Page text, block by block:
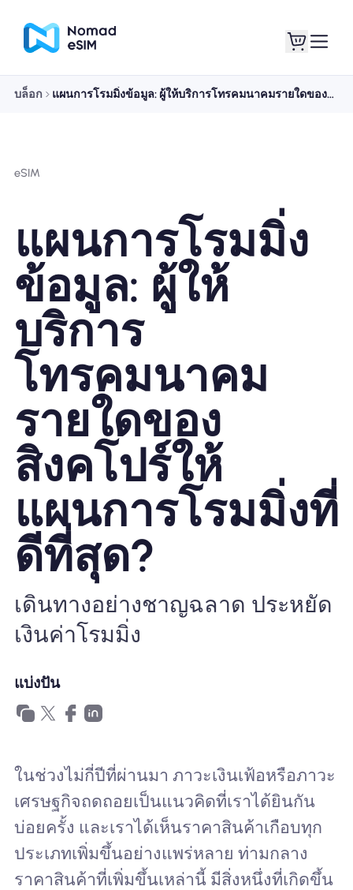
แผนร้านค้า
เกี่ยวกับ eSIM
ทำไมต้อง Nomad eSIM
การใช้ eSIM
สำหรับธุรกิจ
บล็อก แผนการโรมมิ่งข้อมูล: ผู้ให้บริการโทรคมนาคมรายใดของสิงคโปร์ให้แผนการโรมมิ่งที่ดีที่สุด?
eSIM
แผนการโรมมิ่ง
ข้อมูล: ผู้ให้
บริการ
โทรคมนาคม
รายใดของ
สิงคโปร์ให้
แผนการโรมมิ่งที่
ดีที่สุด?
เดินทางอย่างชาญฉลาด ประหยัด
เงินค่าโรมมิ่ง
แบ่งปัน
ในช่วงไม่กี่ปีที่ผ่านมา ภาวะเงินเฟ้อหรือภาวะ
เศรษฐกิจถดถอยเป็นแนวคิดที่เราได้ยินกัน
บ่อยครั้ง และเราได้เห็นราคาสินค้าเกือบทุก
ประเภทเพิ่มขึ้นอย่างแพร่หลาย ท่ามกลาง
ราคาสินค้าที่เพิ่มขึ้นเหล่านี้ มีสิ่งหนึ่งที่เกิดขึ้น